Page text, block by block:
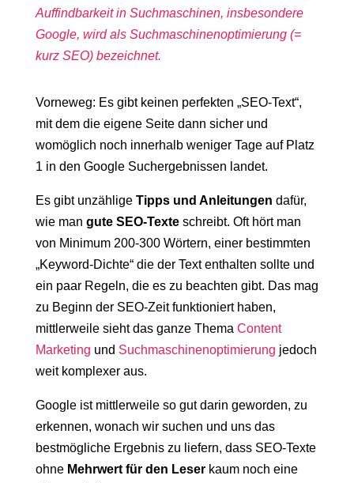
Auffindbarkeit in Suchmaschinen, insbesondere
Google, wird als Suchmaschinenoptimierung (=
kurz SEO) bezeichnet.
Vorneweg: Es gibt keinen perfekten „SEO-Text“,
mit dem die eigene Seite dann sicher und
womöglich noch innerhalb weniger Tage auf Platz
1 in den Google Suchergebnissen landet.
Es gibt unzählige Tipps und Anleitungen dafür,
wie man gute SEO-Texteschreibt. Oft hört man
von Minimum 200-300 Wörtern, einer bestimmten
„Keyword-Dichte“ die der Text enthalten sollte und
ein paar Regeln, die es zu beachten gibt. Das mag
zu Beginn der SEO-Zeit funktioniert haben,
mittlerweile sieht das ganze Thema Content
Marketing und Suchmaschinenoptimierung jedoch
weit komplexer aus.
Google ist mittlerweile so gut darin geworden, zu
erkennen, wonach wir suchen und uns das
bestmögliche Ergebnis zu liefern, dass SEO-Texte
ohne Mehrwert für den Leserkaum noch eine